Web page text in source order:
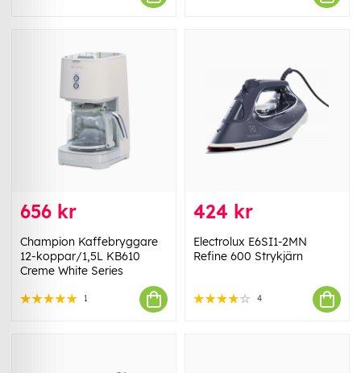
656 kr
Champion Kaffebryggare
12-koppar/1,5L KB610
Creme White Series
1
424 kr
Electrolux E6SI1-2MN
Refine 600 Strykjärn
4